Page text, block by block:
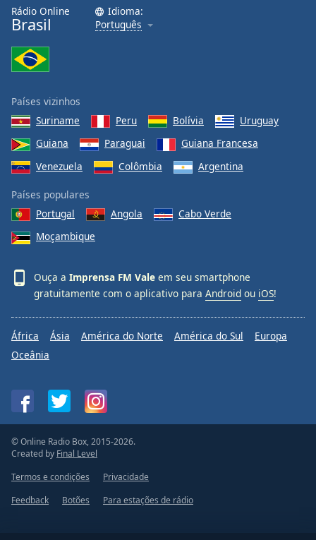
Rádio Online
Brasil
Idioma:
Português
Países vizinhos
Suriname
Peru Bolívia
Uruguay
Guiana
Paraguai
Guiana Francesa
Venezuela
Colômbia Argentina
Países populares
Portugal
Angola
Cabo Verde
Moçambique
Ouça a Imprensa FM Vale em seu smartphone
gratuitamente com o aplicativo para Android ou iOS!
África Ásia América do Norte América do Sul
Europa
Oceânia
© Online Radio Box, 2015-2026.
Created by Final Level
Termos e condições
Privacidade
Feedback
Botões Para estações de rádio